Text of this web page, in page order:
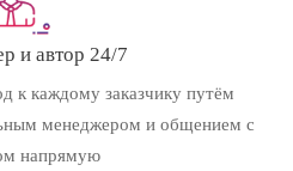
и автор 24/7
к каждому заказчику путём
менеджером и общением с
напрямую